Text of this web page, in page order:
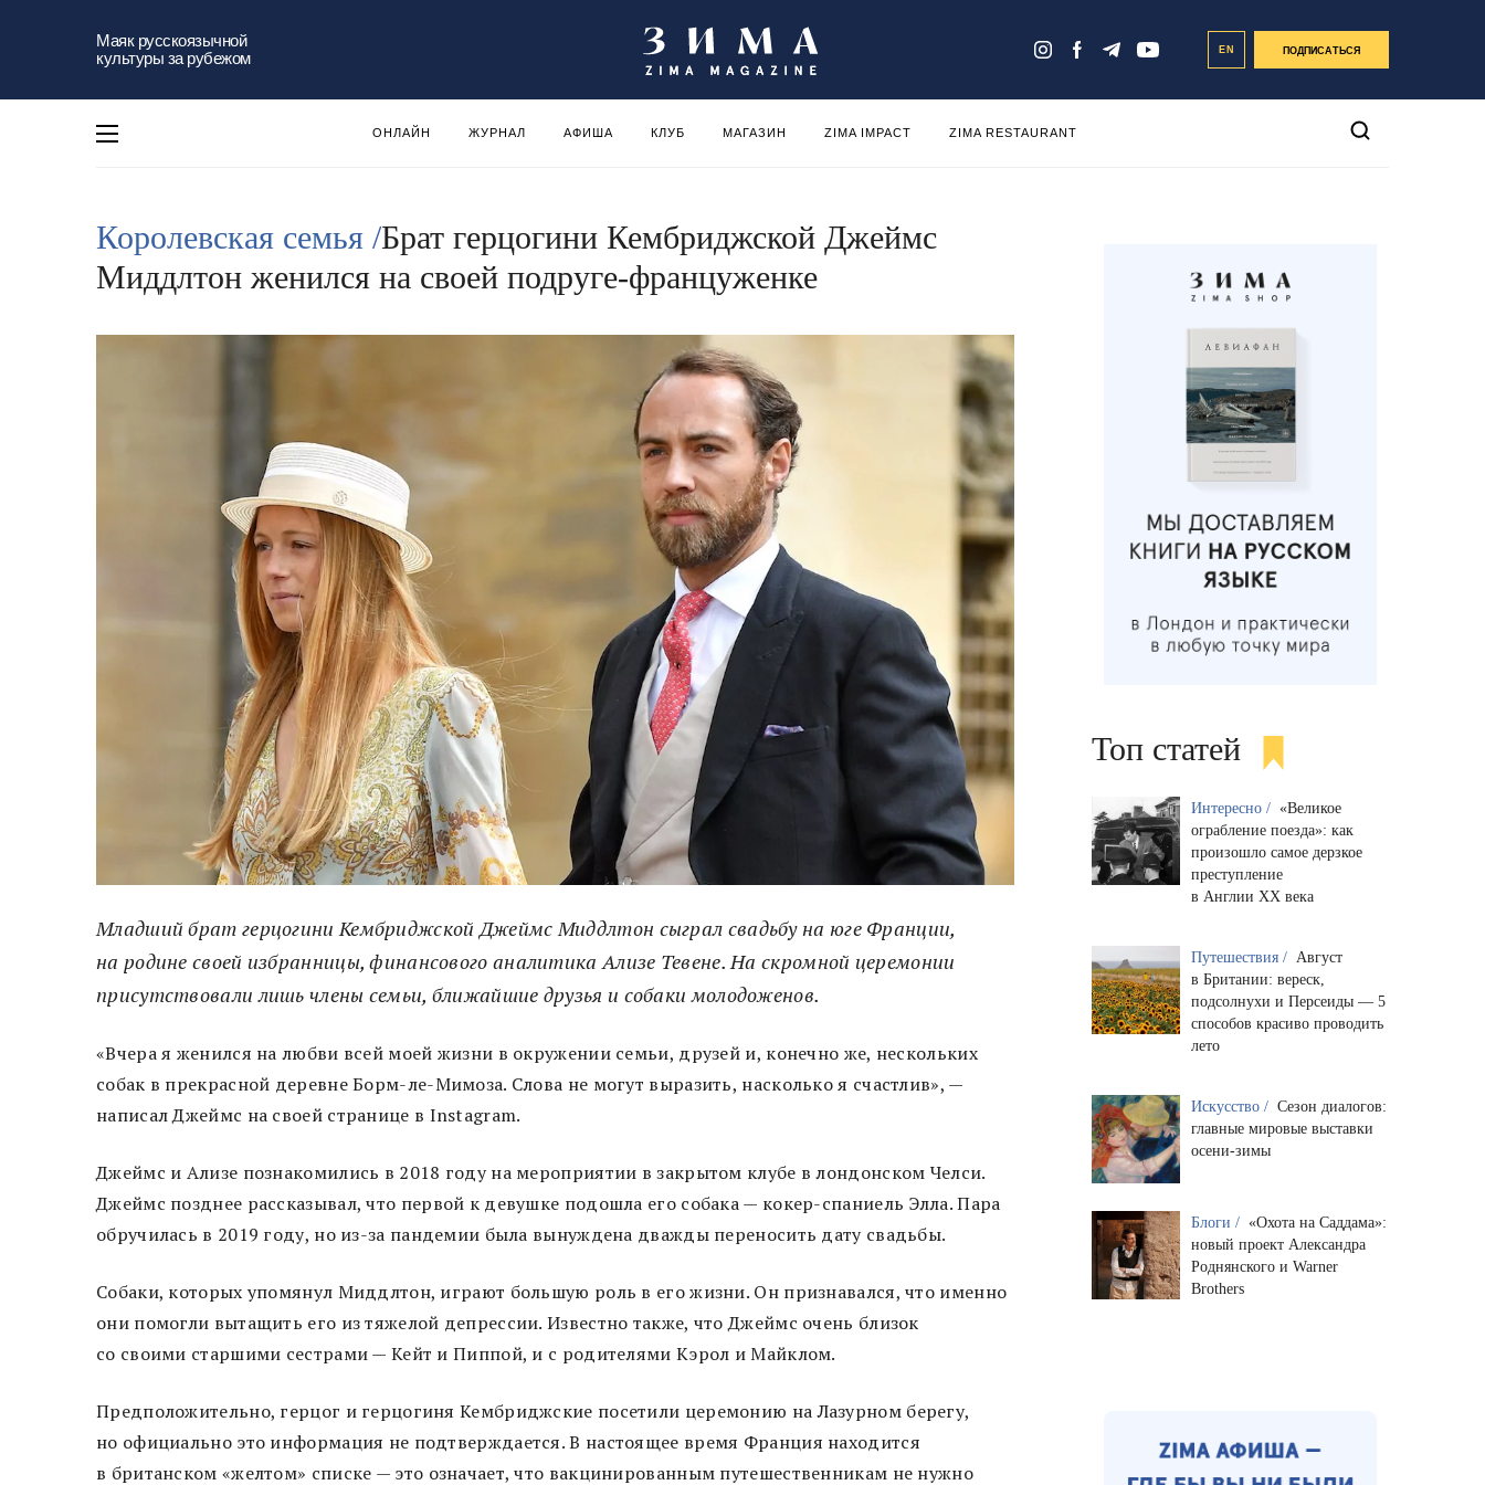
Маяк русскоязычной
культуры за рубежом
EN ПОДПИСАТЬСЯ
ОНЛАЙН ЖУРНАЛ АФИША КЛУБ МАГАЗИН ZIMA IMPACT ZIMA RESTAURANT
Королевская семья /Брат герцогини Кембриджской Джеймс
Миддлтон женился на своей подруге-француженке
Младший брат герцогини Кембриджской Джеймс Миддлтон сыграл свадьбу на юге Франции,
на родине своей избранницы, финансового аналитика Ализе Тевене. На скромной церемонии
присутствовали лишь члены семьи, ближайшие друзья и собаки молодоженов.
«Вчера я женился на любви всей моей жизни в окружении семьи, друзей и, конечно же, нескольких
собак в прекрасной деревне Борм-ле-Мимоза. Слова не могут выразить, насколько я счастлив», —
написал Джеймс на своей странице в Instagram.
Джеймс и Ализе познакомились в 2018 году на мероприятии в закрытом клубе в лондонском Челси.
Джеймс позднее рассказывал, что первой к девушке подошла его собака — кокер-спаниель Элла. Пара
обручилась в 2019 году, но из-за пандемии была вынуждена дважды переносить дату свадьбы.
Собаки, которых упомянул Миддлтон, играют большую роль в его жизни. Он признавался, что именно
они помогли вытащить его из тяжелой депрессии. Известно также, что Джеймс очень близок
со своими старшими сестрами — Кейт и Пиппой, и с родителями Кэрол и Майклом.
Предположительно, герцог и герцогиня Кембриджские посетили церемонию на Лазурном берегу,
но официально это информация не подтверждается. В настоящее время Франция находится
в британском «желтом» списке — это означает, что вакцинированным путешественникам не нужно
Топ статей
Интересно / «Великое
ограбление поезда»: как
произошло самое дерзкое
преступление
в Англии XX века
Путешествия / Август
в Британии: вереск,
подсолнухи и Персеиды — 5
способов красиво проводить
лето
Искусство / Сезон диалогов:
главные мировые выставки
осени-зимы
Блоги / «Охота на Саддама»:
новый проект Александра
Роднянского и Warner
Brothers